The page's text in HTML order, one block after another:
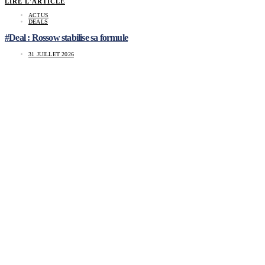
ACTUS
DEALS
#Deal : Rossow stabilise sa formule
31 JUILLET 2026